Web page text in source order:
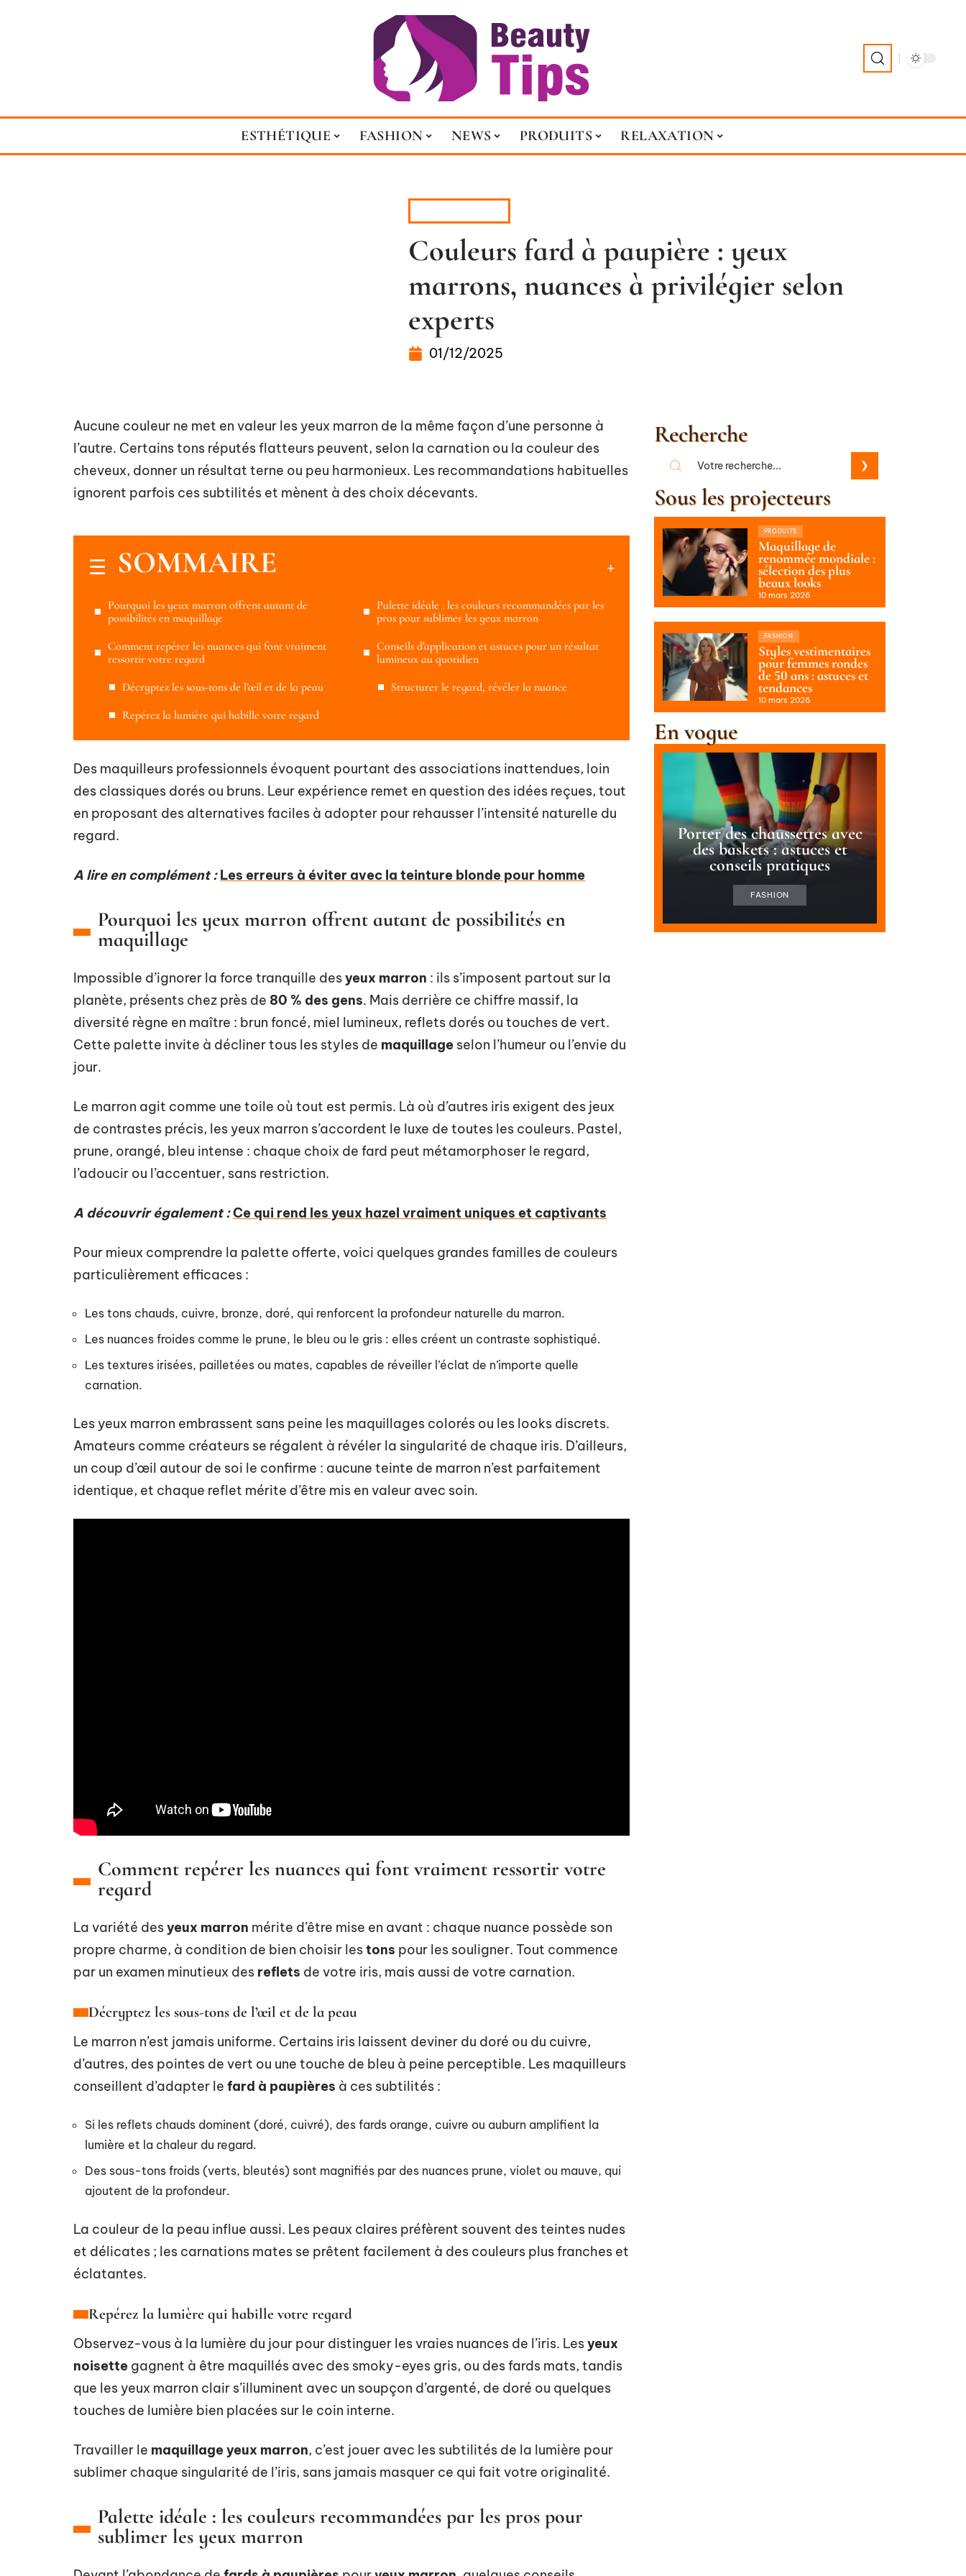
ESTHÉTIQUE FASHION NEWS PRODUITS RELAXATION
Couleurs fard à paupière : yeux
marrons, nuances à privilégier selon
experts
01/12/2025
Aucune couleur ne met en valeur les yeux marron de la même façon d’une personne à
l’autre. Certains tons réputés flatteurs peuvent, selon la carnation ou la couleur des
cheveux, donner un résultat terne ou peu harmonieux. Les recommandations habituelles
ignorent parfois ces subtilités et mènent à des choix décevants.
SOMMAIRE
Pourquoi les yeux marron offrent autant de
possibilités en maquillage
Comment repérer les nuances qui font vraiment
ressortir votre regard
Décryptez les sous-tons de l’œil et de la peau
Repérez la lumière qui habille votre regard
Palette idéale : les couleurs recommandées par les
pros pour sublimer les yeux marron
Conseils d’application et astuces pour un résultat
lumineux au quotidien
Structurer le regard, révéler la nuance
Des maquilleurs professionnels évoquent pourtant des associations inattendues, loin
des classiques dorés ou bruns. Leur expérience remet en question des idées reçues, tout
en proposant des alternatives faciles à adopter pour rehausser l’intensité naturelle du
regard.
A lire en complément : Les erreurs à éviter avec la teinture blonde pour homme
Pourquoi les yeux marron offrent autant de possibilités en
maquillage
Impossible d’ignorer la force tranquille desyeux marron : ils s’imposent partout sur la
planète, présents chez près de 80 % des gens. Mais derrière ce chiffre massif, la
diversité règne en maître : brun foncé, miel lumineux, reflets dorés ou touches de vert.
Cette palette invite à décliner tous les styles de maquillage selon l’humeur ou l’envie du
jour.
Le marron agit comme une toile où tout est permis. Là où d’autres iris exigent des jeux
de contrastes précis, les yeux marron s’accordent le luxe de toutes les couleurs. Pastel,
prune, orangé, bleu intense : chaque choix de fard peut métamorphoser le regard,
l’adoucir ou l’accentuer, sans restriction.
A découvrir également :Ce qui rend les yeux hazel vraiment uniques et captivants
Pour mieux comprendre la palette offerte, voici quelques grandes familles de couleurs
particulièrement efficaces :
Les tons chauds, cuivre, bronze, doré, qui renforcent la profondeur naturelle du marron.
Les nuances froides comme le prune, le bleu ou le gris : elles créent un contraste sophistiqué.
Les textures irisées, pailletées ou mates, capables de réveiller l’éclat de n’importe quelle
carnation.
Les yeux marron embrassent sans peine les maquillages colorés ou les looks discrets.
Amateurs comme créateurs se régalent à révéler la singularité de chaque iris. D’ailleurs,
un coup d’œil autour de soi le confirme : aucune teinte de marron n’est parfaitement
identique, et chaque reflet mérite d’être mis en valeur avec soin.
Comment repérer les nuances qui font vraiment ressortir votre
regard
La variété desyeux marron mérite d’être mise en avant : chaque nuance possède son
propre charme, à condition de bien choisir lestons pour les souligner. Tout commence
par un examen minutieux des reflets de votre iris, mais aussi de votre carnation.
Décryptez les sous-tons de l’œil et de la peau
Le marron n’est jamais uniforme. Certains iris laissent deviner du doré ou du cuivre,
d’autres, des pointes de vert ou une touche de bleu à peine perceptible. Les maquilleurs
conseillent d’adapter le fard à paupières à ces subtilités :
Si les reflets chauds dominent (doré, cuivré), des fards orange, cuivre ou auburn amplifient la
lumière et la chaleur du regard.
Des sous-tons froids (verts, bleutés) sont magnifiés par des nuances prune, violet ou mauve, qui
ajoutent de la profondeur.
La couleur de la peau influe aussi. Les peaux claires préfèrent souvent des teintes nudes
et délicates ; les carnations mates se prêtent facilement à des couleurs plus franches et
éclatantes.
Repérez la lumière qui habille votre regard
Observez-vous à la lumière du jour pour distinguer les vraies nuances de l’iris. Lesyeux
noisette gagnent à être maquillés avec des smoky-eyes gris, ou des fards mats, tandis
que les yeux marron clair s’illuminent avec un soupçon d’argenté, de doré ou quelques
touches de lumière bien placées sur le coin interne.
Travailler le maquillage yeux marron, c’est jouer avec les subtilités de la lumière pour
sublimer chaque singularité de l’iris, sans jamais masquer ce qui fait votre originalité.
Palette idéale : les couleurs recommandées par les pros pour
sublimer les yeux marron
Recherche
Sous les projecteurs
PRODUITS
Maquillage de
renommée mondiale :
sélection des plus
beaux looks
10 mars 2026
FASHION
Styles vestimentaires
pour femmes rondes
de 50 ans : astuces et
tendances
10 mars 2026
En vogue
Porter des chaussettes avec
des baskets : astuces et
conseils pratiques
FASHION